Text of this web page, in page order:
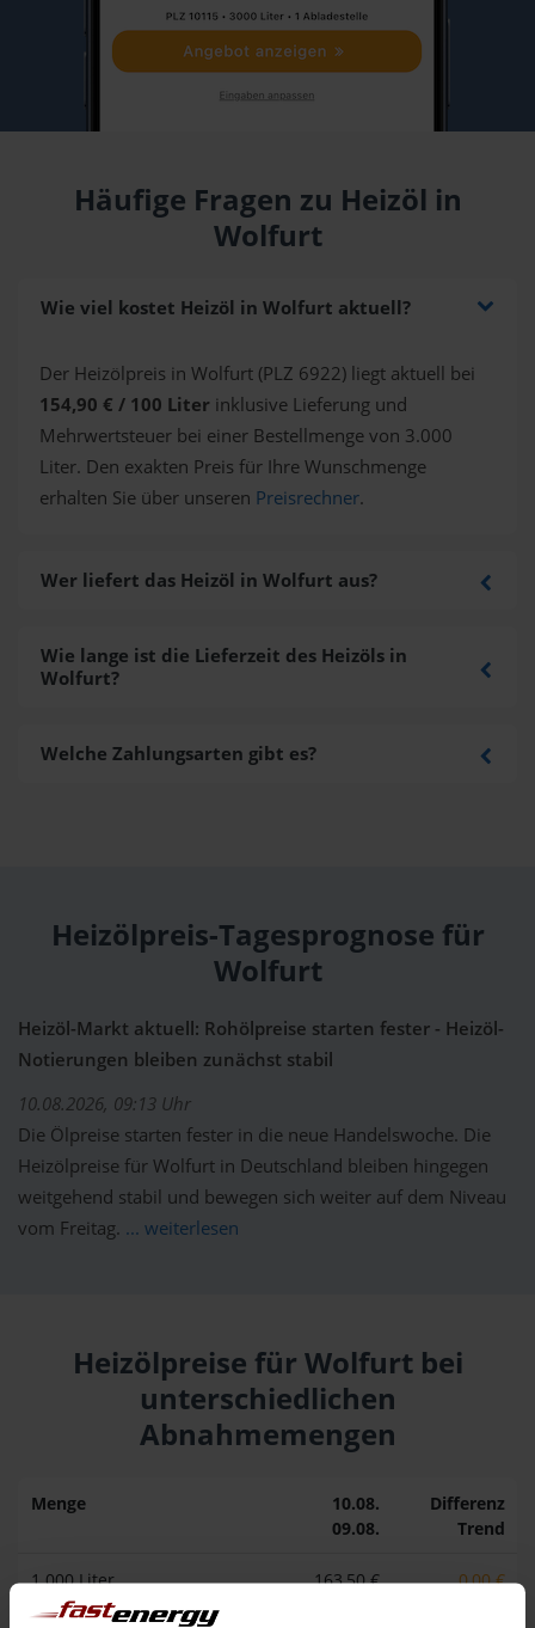
Häufige Fragen zu Heizöl in
Wolfurt
Wie viel kostet Heizöl in Wolfurt aktuell?
Der Heizölpreis in Wolfurt (PLZ 6922) liegt aktuell bei
154,90 € / 100 Liter inklusive Lieferung und
Mehrwertsteuer bei einer Bestellmenge von 3.000
Liter. Den exakten Preis für Ihre Wunschmenge
erhalten Sie über unseren Preisrechner.
Wer liefert das Heizöl in Wolfurt aus?
Wie lange ist die Lieferzeit des Heizöls in
Wolfurt?
Welche Zahlungsarten gibt es?
Heizölpreis-Tagesprognose für
Wolfurt
Heizöl-Markt aktuell: Rohölpreise starten fester - Heizöl-
Notierungen bleiben zunächst stabil
10.08.2026, 09:13 Uhr
Die Ölpreise starten fester in die neue Handelswoche. Die
Heizölpreise für Wolfurt in Deutschland bleiben hingegen
weitgehend stabil und bewegen sich weiter auf dem Niveau
vom Freitag. ... weiterlesen
Heizölpreise für Wolfurt bei
unterschiedlichen
Abnahmemengen
Menge
10.08.
09.08.
Differenz
Trend
1.000 Liter
163,50 €
0,00 €